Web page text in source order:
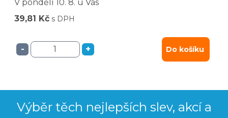
V pondělí 10. 8. u Vás
39,81 Kč s DPH
- + Do košíku
Výběr těch nejlepších slev, akcí a